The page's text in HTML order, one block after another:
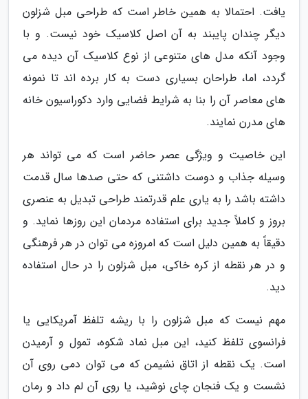
یافت. احتمالا به همین خاطر است که طراحی مبل شزلون
دیگر چندان پایبند به آن اصل کلاسیک خود نیست. و با
وجود آنکه مدل های متنوعی از نوع کلاسیک آن دیده می
گردد، اما، طراحان بسیاری دست به کار برده اند تا نمونه
های معاصر آن را بنا به شرایط فضایی وارد دکوراسیون خانه
های مدرن نمایند.
این خاصیت و ویژگی عصر حاضر است که می تواند هر
وسیله جذاب و دوست داشتنی که حتی صدها سال قدمت
داشته باشد را به یاری علم قدرتمند طراحی تبدیل به عنصری
بروز و کاملاً جدید برای استفاده مردمان این روزها نماید. و
دقیقاً به همین دلیل است که امروزه می توان در هر فرهنگی
و در هر نقطه از کره خاکی، مبل شزلون را در حال استفاده
دید.
مهم نیست که مبل شزلون را با ریشه تلفظ آمریکایی یا
فرانسوی تلفظ کنید، این مبل نماد شکوه، تمول و آرمیدن
است. یک نقطه از اتاق نشیمن که می توان دمی روی آن
نشست و یک فنجان چای نوشید، یا روی آن لم داد و رمان